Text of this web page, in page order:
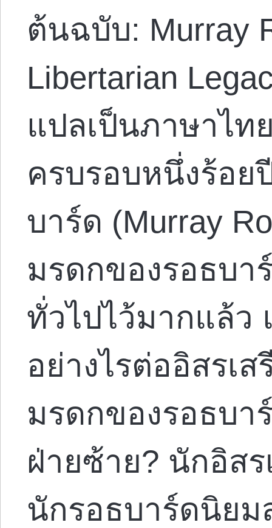
ต้นฉบับ: Murray
Libertarian
แปลเป็นภาษาไท
ครบรอบหนึ่งร้อย
บาร์ด (Murray
มรดกของรอธบา
ทั่วไปไว้มากแล้ว
อย่างไรต่ออิสรเ
มรดกของรอธบา
ฝ่ายซ้าย? นักอิส
นักรอธบาร์ดนิยม